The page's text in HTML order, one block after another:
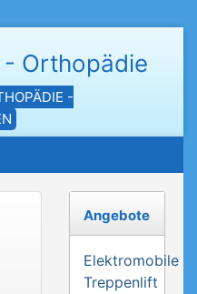
Orthopädie
-
Angebote
Elektromobile
Treppenlift